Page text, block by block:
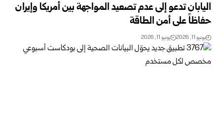
اليابان تدعو إلى عدم تصعيد المواجهة بين أمريكا وإيران
حفاظاً على أمن الطاقة
يونيو 11, 2026 يونيو 11, 2026